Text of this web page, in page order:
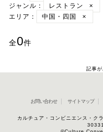
ジャンル：
レストラン
×
エリア：
中国・四国 ×
全0件
記事が
お問い合わせ サイトマップ
カルチュア・コンビニエンス・